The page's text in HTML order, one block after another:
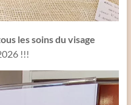
les soins du visage
!!!